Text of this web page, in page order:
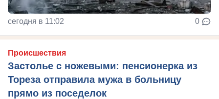
сегодня в 11:02 0
Происшествия
Застолье с ножевыми: пенсионерка из
Тореза отправила мужа в больницу
прямо из поседелок